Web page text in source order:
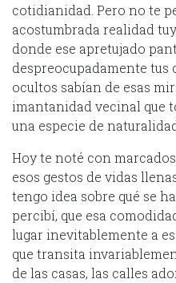
cotidianidad. Pero no te
acostumbrada realidad
donde ese apretujado
despreocupadamente tus
ocultos sabían de esas
imantanidad vecinal que
una especie de
Hoy te noté con
esos gestos de vidas
tengo idea sobre qué se
percibí, que esa
lugar inevitablemente a
que transita
de las casas, las calles